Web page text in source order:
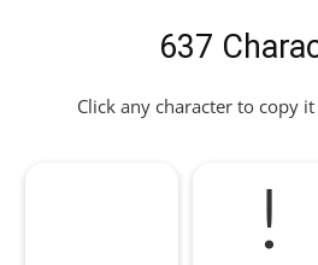
637
Click any character to copy
!